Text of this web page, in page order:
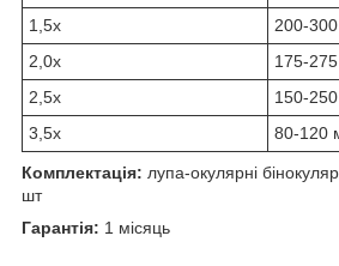
1,5х
200-
2,0х
175-
2,5х
150-
3,5х
80-120
Комплектація: лупа-окулярні
шт
Гарантія: 1 місяць